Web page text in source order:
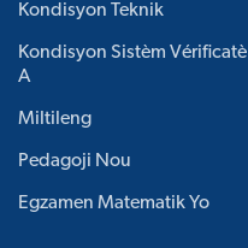
Kondisyon Teknik
Kondisyon Sistèm Vérificatè
A
Miltileng
Pedagoji Nou
Egzamen Matematik Yo